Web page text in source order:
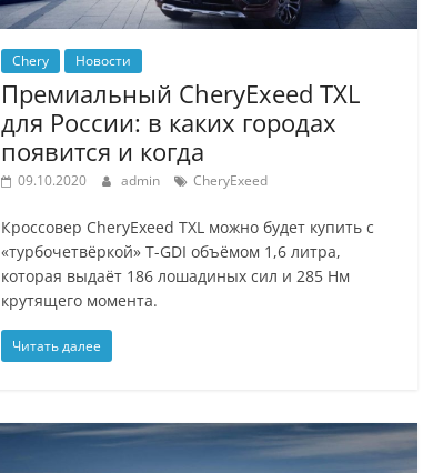
Chery Новости
Премиальный CheryExeed TXL
для России: в каких городах
появится и когда
09.10.2020 admin CheryExeed
Кроссовер CheryExeed TXL можно будет купить с
«турбочетвёркой» T-GDI объёмом 1,6 литра,
которая выдаёт 186 лошадиных сил и 285 Нм
крутящего момента.
Читать далее